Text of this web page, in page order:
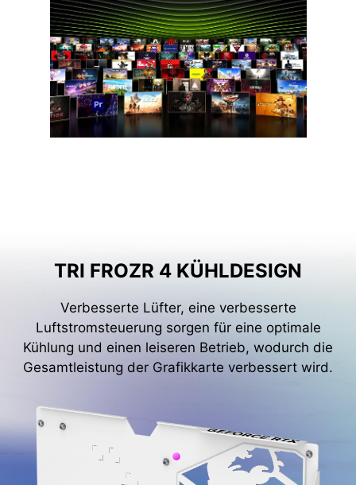
TRI FROZR 4 KÜHLDESIGN
Verbesserte Lüfter, eine verbesserte
Luftstromsteuerung sorgen für eine optimale
Kühlung und einen leiseren Betrieb, wodurch die
Gesamtleistung der Grafikkarte verbessert wird.